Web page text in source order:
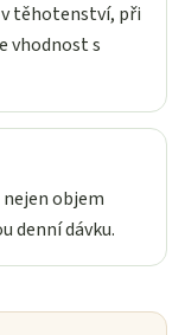
těhotenství, při
vhodnost s
objem
denní dávku.